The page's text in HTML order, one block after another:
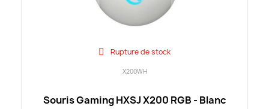
Rupture de stock
X200WH
Souris Gaming HXSJ X200 RGB - Blanc